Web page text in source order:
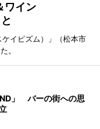
ワイン
イピズム）」（松本市
。
」 バーの街への思